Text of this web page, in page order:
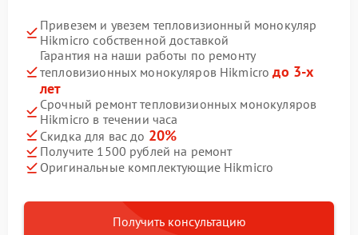
Привезем и увезем тепловизионный монокуляр
Hikmicro собственной доставкой
Гарантия на наши работы по ремонту
тепловизионных монокуляров Hikmicroдо 3-х
лет
Срочный ремонт тепловизионных монокуляров
Hikmicro в течении часа
Скидка для вас до 20%
Получите 1500 рублей на ремонт
Оригинальные комплектующие Hikmicro
Получить консультацию